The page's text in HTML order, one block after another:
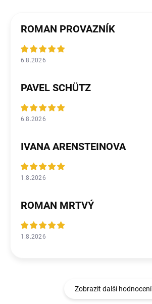
ROMAN PROVAZNÍK
6.8.2026
PAVEL SCHÜTZ
6.8.2026
IVANA ARENSTEINOVA
1.8.2026
ROMAN MRTVÝ
1.8.2026
Zobrazit další hodnocení